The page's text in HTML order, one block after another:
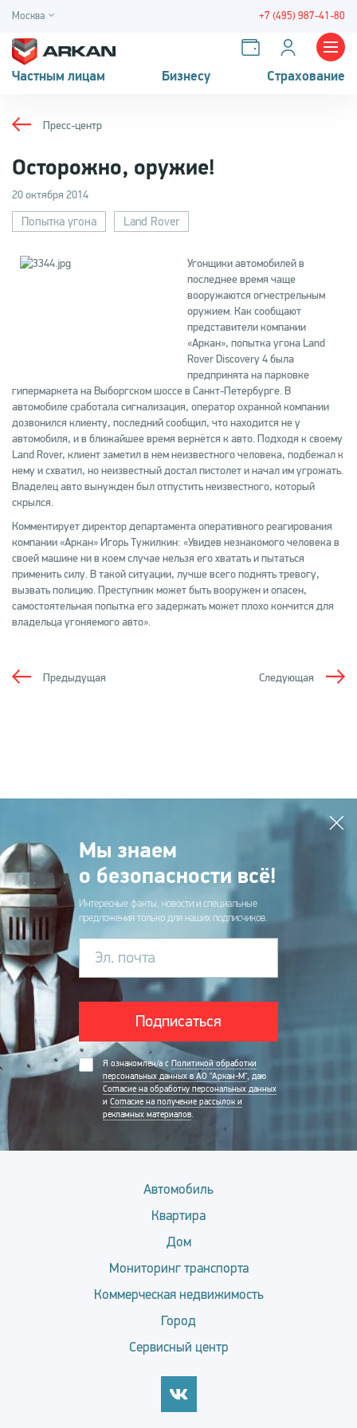
Москва +7 (495) 987-41-80
Частным лицам Бизнесу Страхование
Пресс-центр
Осторожно, оружие!
20 октября 2014
Попытка угона Land Rover
Угонщики автомобилей в
последнее время чаще
вооружаются огнестрельным
оружием. Как сообщают
представители компании
«Аркан», попытка угона Land
Rover Discovery 4 была
предпринята на парковке
гипермаркета на Выборгском шоссе в Санкт-Петербурге. В
автомобиле сработала сигнализация, оператор охранной компании
дозвонился клиенту, последний сообщил, что находится не у
автомобиля, и в ближайшее время вернётся к авто. Подходя к своему
Land Rover, клиент заметил в нем неизвестного человека, подбежал к
нему и схватил, но неизвестный достал пистолет и начал им угрожать.
Владелец авто вынужден был отпустить неизвестного, который
скрылся.
Комментирует директор департамента оперативного реагирования
компании «Аркан» Игорь Тужилкин: «Увидев незнакомого человека в
своей машине ни в коем случае нельзя его хватать и пытаться
применить силу. В такой ситуации, лучше всего поднять тревогу,
вызвать полицию. Преступник может быть вооружен и опасен,
самостоятельная попытка его задержать может плохо кончится для
владельца угоняемого авто».
Следующая
Предыдущая
Мы знаем
о безопасности всё!
Интересные факты, новости и специальные
предложения только для наших подписчиков.
Эл. почта
Подписаться
Я ознакомлен/а с Политикой обработки
персональных данных в АО "Аркан-М", даю
Согласие на обработку персональных данных
и Согласие на получение рассылок и
рекламных материалов.
Автомобиль
Квартира
Дом
Мониторинг транспорта
Коммерческая недвижимость
Город
Сервисный центр